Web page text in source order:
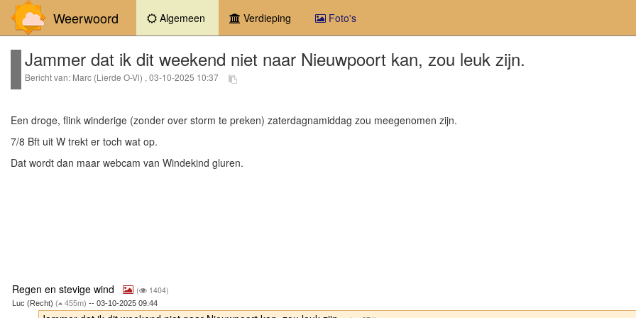
Weerwoord Algemeen (current)Verdieping Foto's
Jammer dat ik dit weekend niet naar Nieuwpoort kan, zou leuk zijn.
Bericht van: Marc (Lierde O-Vl) , 03-10-2025 10:37
Een droge, flink winderige (zonder over storm te preken) zaterdagnamiddag zou meegenomen zijn.
7/8 Bft uit W trekt er toch wat op.
Dat wordt dan maar webcam van Windekind gluren.
Regen en stevige wind ( 1404)
Luc (Recht) ( 455m) -- 03-10-2025 09:44